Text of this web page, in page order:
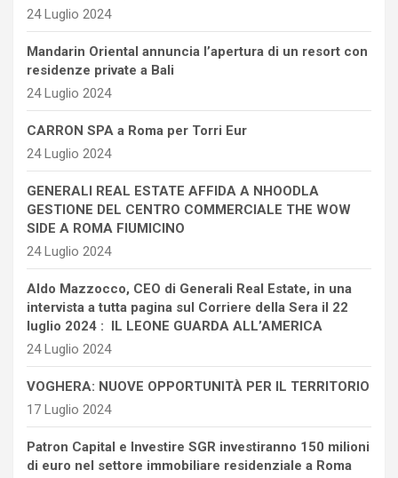
24 Luglio 2024
Mandarin Oriental annuncia l’apertura di un resort con
residenze private a Bali
24 Luglio 2024
CARRON SPA a Roma per Torri Eur
24 Luglio 2024
GENERALI REAL ESTATE AFFIDA A NHOODLA
GESTIONE DEL CENTRO COMMERCIALE THE WOW
SIDE A ROMA FIUMICINO
24 Luglio 2024
Aldo Mazzocco, CEO di Generali Real Estate, in una
intervista a tutta pagina sul Corriere della Sera il 22
luglio 2024 : IL LEONE GUARDA ALL’AMERICA
24 Luglio 2024
VOGHERA: NUOVE OPPORTUNITÀ PER IL TERRITORIO
17 Luglio 2024
Patron Capital e Investire SGR investiranno 150 milioni
di euro nel settore immobiliare residenziale a Roma